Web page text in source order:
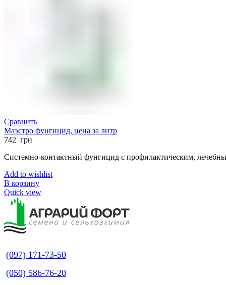
Сравнить
Маэстро фунгицид, цена за литр
742 грн
Системно-контактный фунгицид с профилактическим,
Add to wishlist
В корзину
Quick view
(097) 171-73-50
(050) 586-76-20